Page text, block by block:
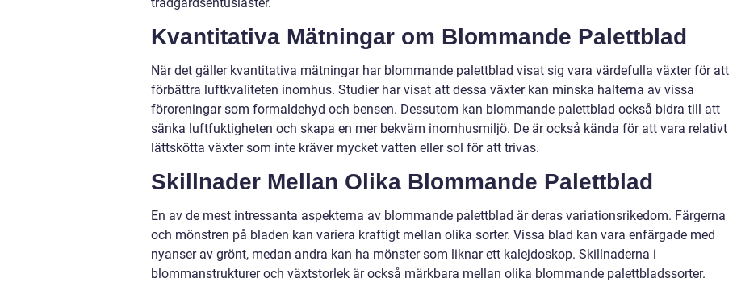
Kvantitativa Mätningar om Blommande Palettblad
När det gäller kvantitativa mätningar har blommande palettblad visat sig vara värdefulla växter för att
förbättra luftkvaliteten inomhus. Studier har visat att dessa växter kan minska halterna av vissa
föroreningar som formaldehyd och bensen. Dessutom kan blommande palettblad också bidra till att
sänka luftfuktigheten och skapa en mer bekväm inomhusmiljö. De är också kända för att vara relativt
lättskötta växter som inte kräver mycket vatten eller sol för att trivas.
Skillnader Mellan Olika Blommande Palettblad
En av de mest intressanta aspekterna av blommande palettblad är deras variationsrikedom. Färgerna
och mönstren på bladen kan variera kraftigt mellan olika sorter. Vissa blad kan vara enfärgade med
nyanser av grönt, medan andra kan ha mönster som liknar ett kalejdoskop. Skillnaderna i
blommanstrukturer och växtstorlek är också märkbara mellan olika blommande palettbladssorter.